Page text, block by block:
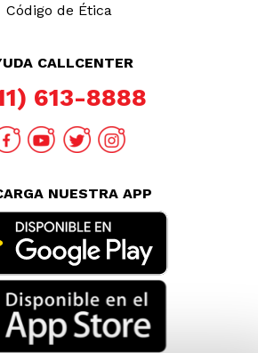
Código de Ética
CALLCENTER
613-8888
NUESTRA APP